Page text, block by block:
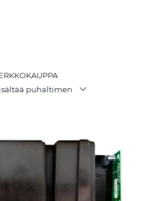
puhaltimen